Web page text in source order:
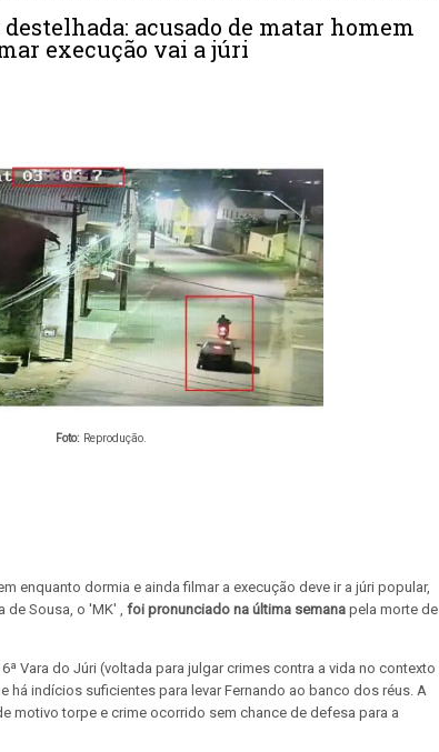
acusado de matar homem
execução vai a júri
Foto: Reprodução.
enquanto dormia e ainda filmar a execução deve ir a júri popular,
Sousa, o 'MK' ,
foi pronunciado na última semana pela morte de
Vara do Júri (voltada para julgar crimes contra a vida no contexto
indícios suficientes para levar Fernando ao banco dos réus. A
motivo torpe e crime ocorrido sem chance de defesa para a